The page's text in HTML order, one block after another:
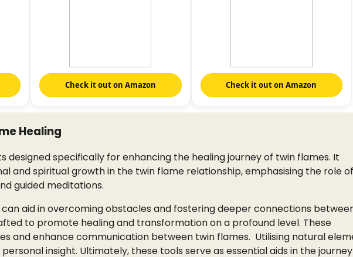
Check it out on Amazon Check it out on Amazon
Healing
designed specifically for enhancing the healing journey of twin flames. It
and spiritual growth in the twin flame relationship, emphasising the role of
guided meditations.
aid in overcoming obstacles and fostering deeper connections
to promote healing and transformation on a profound level. These
and enhance communication between twin flames. Utilising natural
insight. Ultimately, these tools serve as essential aids in the